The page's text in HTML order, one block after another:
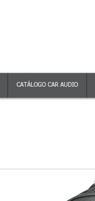
CATÁLOGO CAR AUDIO